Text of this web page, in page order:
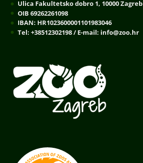
Ulica Fakultetsko dobro 1, 10000 Zagreb
OIB 69262261098
IBAN: HR1023600001101983046
Tel: +38512302198 / E-mail: info@zoo.hr